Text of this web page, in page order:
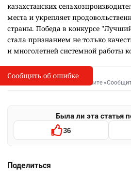
казахстанских
места и укрепляет
страны. Победа в конкурсе
стала признанием не только
и многолетней системной работы
I
Сообщить об опечатке
Выделите фрагмент и нажмите
Была ли эта статья
36
Поделиться
Сообщить об ошибке